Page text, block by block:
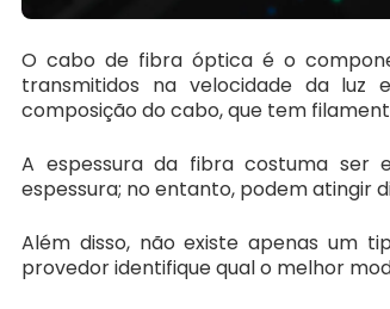
O cabo de fibra óptica é o
transmitidos na velocidade da luz
composição do cabo, que tem
A espessura da fibra costuma ser
espessura; no entanto, podem atingir
Além disso, não existe apenas um
provedor identifique qual o melhor